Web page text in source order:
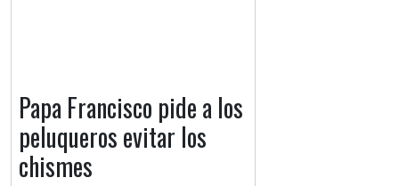
Papa Francisco pide a los
peluqueros evitar los
chismes